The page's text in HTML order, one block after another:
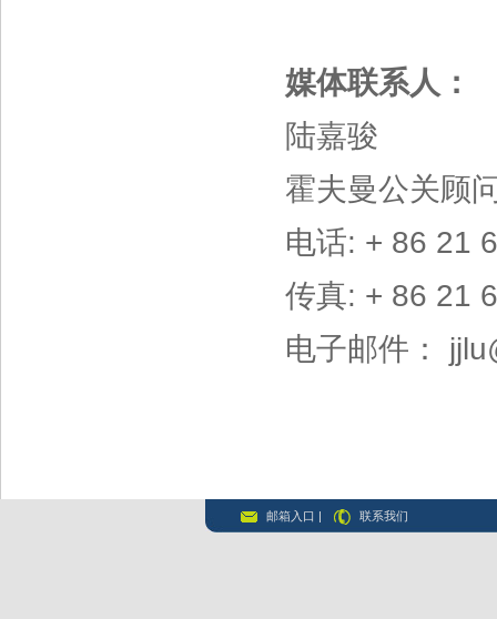
媒体联系人：
陆嘉骏
霍夫曼公关顾
电话: + 86 21
传真: + 86 21
电子邮件：
邮箱入口 | 联系我们